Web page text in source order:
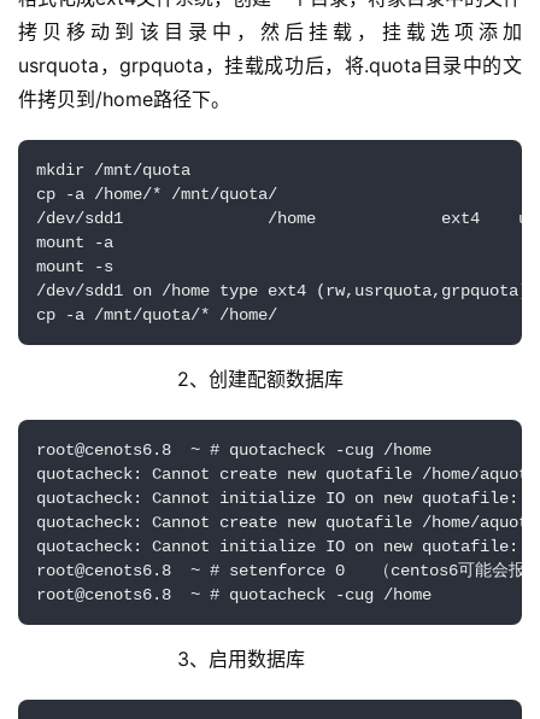
拷贝移动到该目录中，然后挂载，挂载选项添加
usrquota，grpquota，挂载成功后，将.quota目录中的文
件拷贝到/home路径下。
mkdir /mnt/quota
cp -a /home/* /mnt/quota/
/dev/sdd1               /home             ext4
mount -a
mount -s
/dev/sdd1 on /home type ext4 (rw,usrquota,grpquota)
cp -a /mnt/quota/* /home/
2、创建配额数据库
root@cenots6.8  ~ # quotacheck -cug /home
quotacheck: Cannot create new quotafile /home/
quotacheck: Cannot initialize IO on new quotafile:
quotacheck: Cannot create new quotafile /home/
quotacheck: Cannot initialize IO on new quotafile:
root@cenots6.8  ~ # setenforce 0   （centos6可能会报
root@cenots6.8  ~ # quotacheck -cug /home
3、启用数据库